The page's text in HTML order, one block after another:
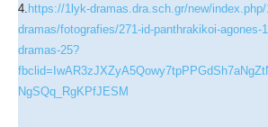
4. https://1lyk-dramas.dra.sch.gr/new/index.php/
dramas/fotografies/271-id-panthrakikoi-agones-
dramas-25?
NgSQq_RgKPfJESM